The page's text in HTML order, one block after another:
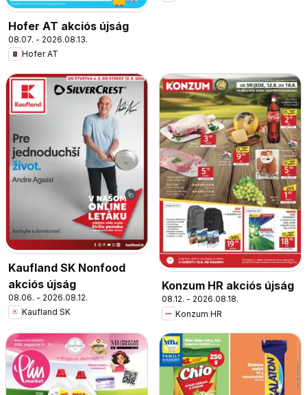
Hofer AT akciós újság
08.07. - 2026.08.13.
Hofer AT
Kaufland SK Nonfood
akciós újság
08.06. - 2026.08.12.
Kaufland SK
Konzum HR akciós újság
08.12. - 2026.08.18.
Konzum HR